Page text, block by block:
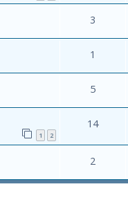
3
1
5
1 2
14
2